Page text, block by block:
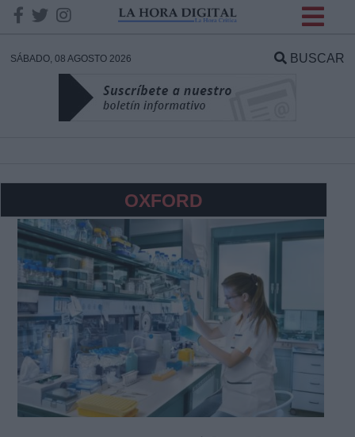
SÁBADO, 08 AGOSTO 2026 BUSCAR
OXFORD
DATOS
Responsable:
Datos tratados:
Legitimación:
Destinatarios: